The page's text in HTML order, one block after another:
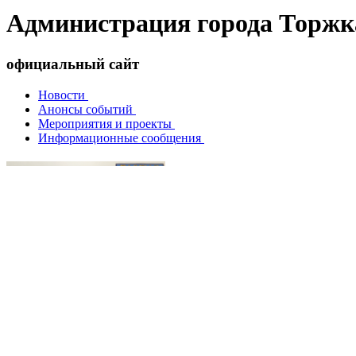
Администрация города
официальный сайт
Новости
Анонсы событий
Мероприятия и проекты
Информационные сообщения